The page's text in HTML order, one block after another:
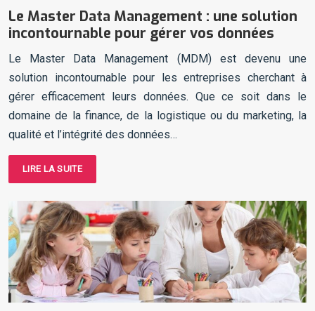
Le Master Data Management : une solution
incontournable pour gérer vos données
Le Master Data Management (MDM) est devenu une
solution incontournable pour les entreprises cherchant à
gérer efficacement leurs données. Que ce soit dans le
domaine de la finance, de la logistique ou du marketing, la
qualité et l’intégrité des données…
LIRE LA SUITE